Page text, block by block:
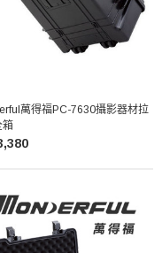
萬得福PC-7630攝影器材拉
箱